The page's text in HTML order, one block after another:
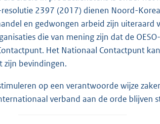
resolutie 2397 (2017) dienen Noord-
en gedwongen arbeid zijn
die van mening zijn dat de
Het Nationaal Contactpunt
zijn bevindingen.
op een verantwoorde wijze
verband aan de orde blijven